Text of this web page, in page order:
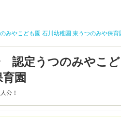
みやこども園 石川幼稚園 東うつのみや保
認定うつのみやこ
園
公！